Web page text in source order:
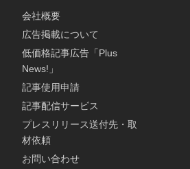
会社概要
広告掲載について
低価格記事広告「Plus
News!」
記事使用申請
記事配信サービス
プレスリリース送付先・取
材依頼
お問い合わせ